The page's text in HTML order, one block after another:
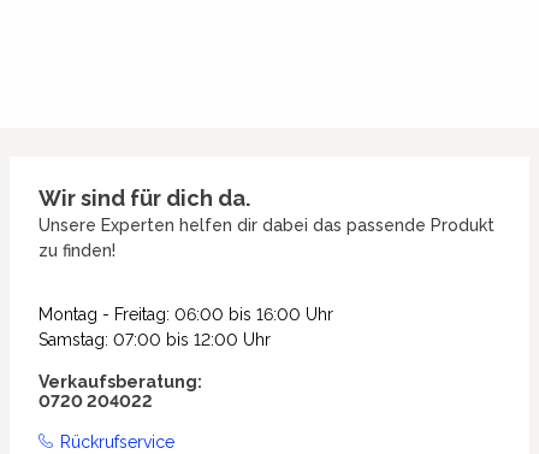
Wir sind für dich da.
Unsere Experten helfen dir dabei das passende Produkt
zu finden!
Montag - Freitag: 06:00 bis 16:00 Uhr
Samstag: 07:00 bis 12:00 Uhr
Verkaufsberatung:
0720 204022
Rückrufservice